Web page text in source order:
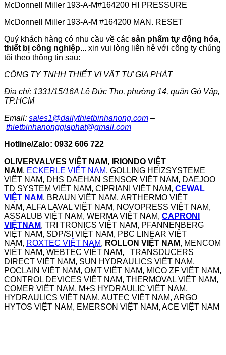
McDonnell Miller 193-A-M#164200 HI PRESSURE
McDonnell Miller 193-A-M #164200 MAN. RESET
Quý khách hàng có nhu cầu về các sản phẩm tự động hóa,
thiết bị công nghiệp... xin vui lòng liên hệ với công ty chúng
tôi theo thông tin sau:
CÔNG TY TNHH THIẾT VỊ VẬT TƯ GIA PHÁT
Địa chỉ: 1331/15/16A Lê Đức Thọ, phường 14, quận Gò Vấp,
TP.HCM
Email: sales1@dailythietbinhanong.com –
thietbinhanonggiaphat@gmail.com
Hotline/Zalo: 0932 606 722
OLIVERVALVES VIỆT NAM,
IRIONDO VIỆT
NAM, ECKERLE VIỆT NAM, GOLLING HEIZSYSTEME
VIỆT NAM, DHS DAEHAN SENSOR VIỆT NAM, DAEJOO
TD SYSTEM VIỆT NAM, CIPRIANI VIỆT NAM, CEWAL
VIỆT NAM, BRAUN VIỆT NAM, ARTHERMO VIỆT
NAM, ALFA LAVAL VIỆT NAM, NOVOPRESS VIỆT NAM,
ASSALUB VIỆT NAM, WERMA VIỆT NAM, CAPRONI
VIỆTNAM, TRI TRONICS VIỆT NAM, PFANNENBERG
VIỆT NAM, SDP/SI VIỆT NAM, PBC LINEAR VIỆT
NAM, ROXTEC VIỆT NAM, ROLLON VIỆT NAM, MENCOM
VIỆT NAM, WEBTEC VIỆT NAM, TRANSDUCERS
DIRECT VIỆT NAM, SUN HYDRAULICS VIỆT NAM,
POCLAIN VIỆT NAM, OMT VIỆT NAM, MICO ZF VIỆT NAM,
CONTROL DEVICES VIỆT NAM, THERMOVAL VIỆT NAM,
COMER VIỆT NAM, M+S HYDRAULIC VIỆT NAM,
HYDRAULICS VIỆT NAM, AUTEC VIỆT NAM, ARGO
HYTOS VIỆT NAM, EMERSON VIỆT NAM, ACE VIỆT NAM